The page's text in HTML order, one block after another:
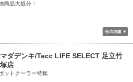
商品大処分！
ダデンキ/Tecc LIFE SELECT 足立竹
店
ットクーラー特集